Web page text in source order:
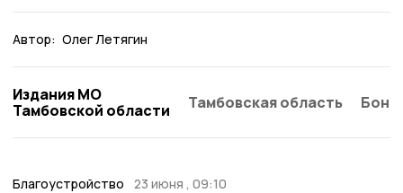
Автор: Олег Летягин
Издания МО
Тамбовской области
Тамбовская область
Благоустройство 23 июня , 09:10